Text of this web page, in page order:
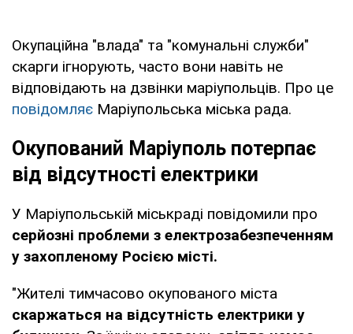
Окупаційна "влада" та "комунальні служби"
скарги ігнорують, часто вони навіть не
відповідають на дзвінки маріупольців. Про це
повідомляє Маріупольська міська рада.
Окупований Маріуполь потерпає
від відсутності електрики
У Маріупольській міськраді повідомили про
серйозні проблеми з електрозабезпеченням
у захопленому Росією місті.
"Жителі тимчасово окупованого міста
скаржаться на відсутність електрики у